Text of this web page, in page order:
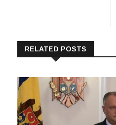
RELATED POSTS